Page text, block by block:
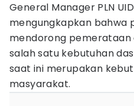
General Manager PLN
mengungkapkan bahwa
mendorong pemerataan
salah satu kebutuhan
saat ini merupakan
masyarakat.